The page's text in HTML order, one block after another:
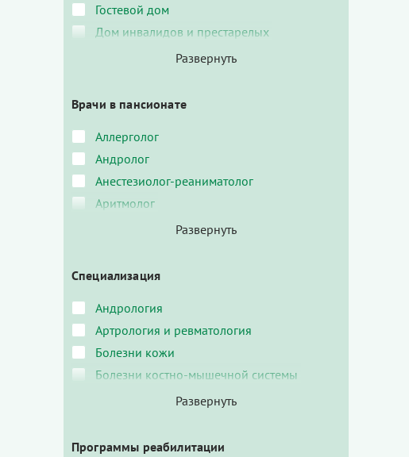
Гостевой дом
Дом инвалидов и престарелых
Врачи в пансионате
Аллерголог
Андролог
Анестезиолог-реаниматолог
Аритмолог
Специализация
Андрология
Артрология и ревматология
Болезни кожи
Болезни костно-мышечной системы
Программы реабилитации